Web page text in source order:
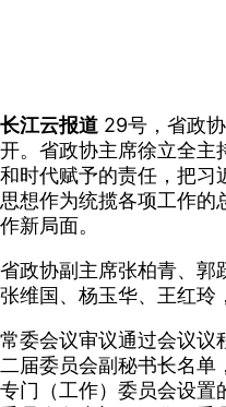
长江云报道 29号，省政
开。省政协主席徐立全主
和时代赋予的责任，把习
思想作为统揽各项工作的
作新局面。
省政协副主席张柏青、郭
张维国、杨玉华、王红玲
常委会议审议通过会议议
二届委员会副秘书长名单
专门（工作）委员会设置